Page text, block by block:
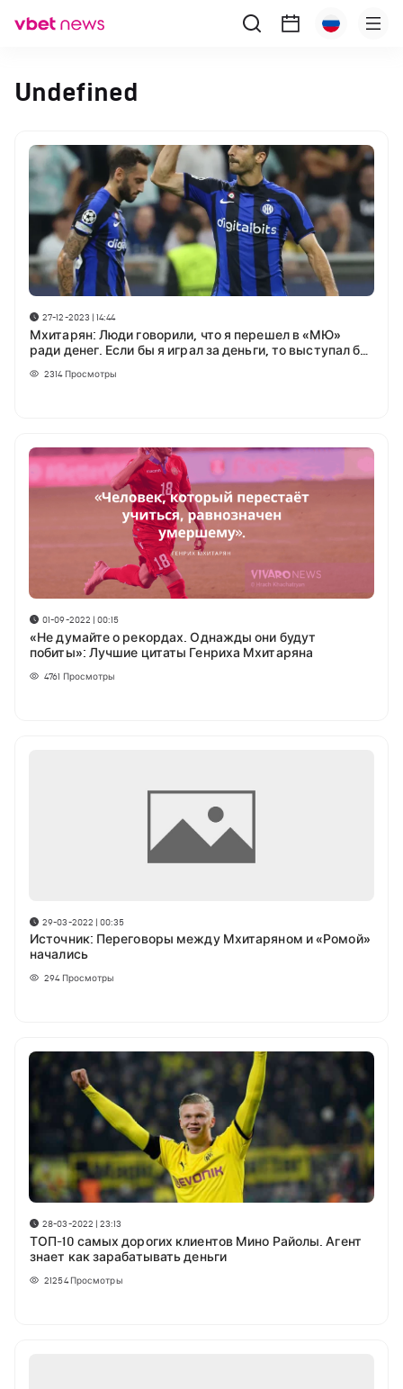
Undefined
27-12-2023 | 14:44
Мхитарян: Люди говорили, что я перешел в «МЮ»
ради денег. Если бы я играл за деньги, то выступал бы
2314 Просмотры
01-09-2022 | 00:15
«Не думайте о рекордах. Однажды они будут
побиты»: Лучшие цитаты Генриха Мхитаряна
4761 Просмотры
29-03-2022 | 00:35
Источник: Переговоры между Мхитаряном и «Ромой»
начались
294 Просмотры
28-03-2022 | 23:13
ТОП-10 самых дорогих клиентов Мино Райолы. Агент
знает как зарабатывать деньги
21254 Просмотры